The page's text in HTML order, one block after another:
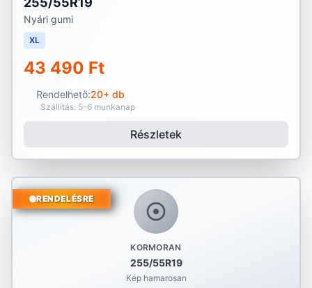
Nyári gumi
XL
43 490 Ft
Rendelhető:20+ db
Szállítás: 5-6 munkanap
Részletek
KORMORAN
255/55R19
Kép hamarosan
RENDELÉSRE